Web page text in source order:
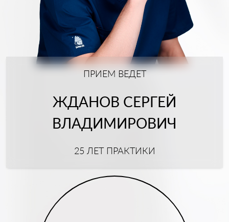
ПРИЕМ ВЕДЕТ
ЖДАНОВ СЕРГЕЙ
ВЛАДИМИРОВИЧ
25 ЛЕТ ПРАКТИКИ